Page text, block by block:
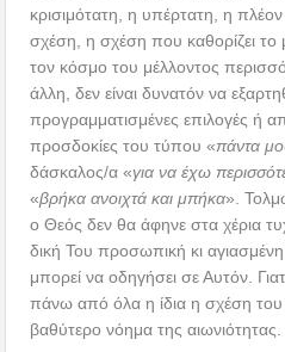
κρισιμότατη, η υπέρτατη, η
σχέση, η σχέση που καθορίζει το
τον κόσμο του μέλλοντος
άλλη, δεν είναι δυνατόν να
προγραμματισμένες επιλογές ή
προσδοκίες του τύπου «πάντα
δάσκαλος/α «για να έχω
«βρήκα ανοιχτά και μπήκα».
ο Θεός δεν θα άφηνε στα χέρια
δική Του προσωπική κι
μπορεί να οδηγήσει σε Αυτόν.
πάνω από όλα η ίδια η σχέση
βαθύτερο νόημα της αιωνιότητας.